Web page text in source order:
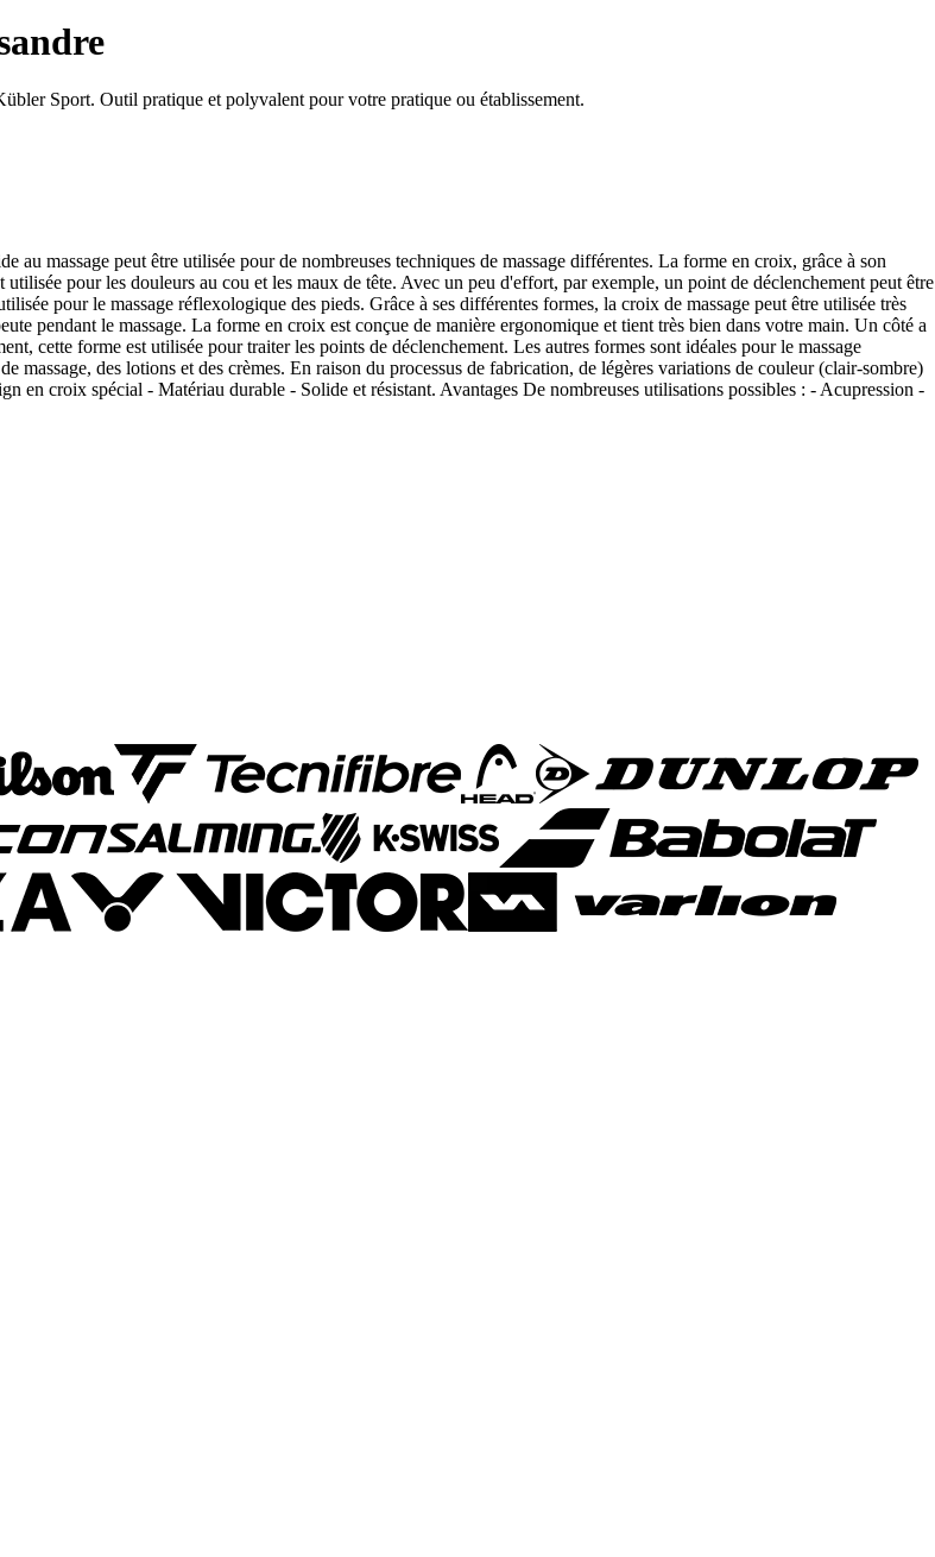
Sport. Outil pratique et polyvalent pour votre pratique ou établissement.
massage peut être utilisée pour de nombreuses techniques de massage différentes. La forme en croix, grâce à son
pour les douleurs au cou et les maux de tête. Avec un peu d'effort, par exemple, un point de déclenchement peut être
pour le massage réflexologique des pieds. Grâce à ses différentes formes, la croix de massage peut être utilisée très
pendant le massage. La forme en croix est conçue de manière ergonomique et tient très bien dans votre main. Un côté a
cette forme est utilisée pour traiter les points de déclenchement. Les autres formes sont idéales pour le massage
massage, des lotions et des crèmes. En raison du processus de fabrication, de légères variations de couleur (clair-sombre)
en croix spécial - Matériau durable - Solide et résistant. Avantages De nombreuses utilisations possibles : - Acupression -